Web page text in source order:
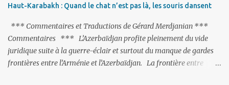
prévenu le ministre turc de la Justice, Bekir Bozdag.
Haut-Karabakh : Quand le chat n’est pas là, les souris dansent
*** Commentaires et Traductions de Gérard Merdjanian ***
Commentaires *** L’Azerbaïdjan profite pleinement du vide
juridique suite à la guerre-éclair et surtout du manque de gardes
frontières entre l’Arménie et l’Azerbaïdjan. La frontière entre